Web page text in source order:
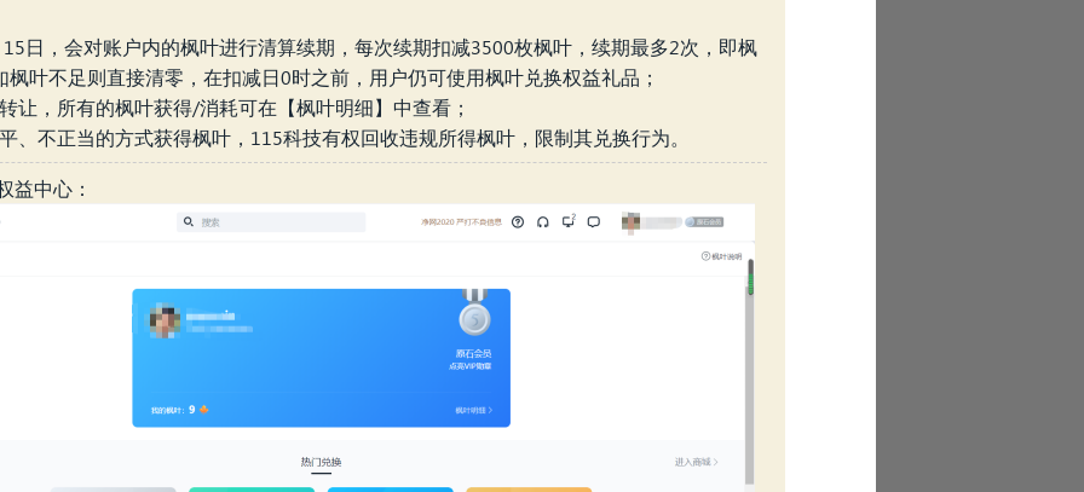
日，会对账户内的枫叶进行清算续期，每次续期扣减3500枚枫叶，续期最多2次，即枫
叶不足则直接清零，在扣减日0时之前，用户仍可使用枫叶兑换权益礼品；
让，所有的枫叶获得/消耗可在【枫叶明细】中查看；
、不正当的方式获得枫叶，115科技有权回收违规所得枫叶，限制其兑换行为。
益中心：